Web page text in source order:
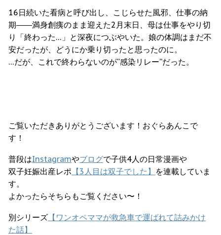
16日続いた看病と呼び出し、こじらせた風邪、仕事の納
期――満身創痍のまま迎えた2月末日、母は仕事をやり切
り「終わった…」と深夜につぶやいた。娘の体調はまだ不
安だったが、どうにか乗り切ったと思ったのに。
…だが、これで終わらないのが“感染リレー”だった。
ご覧いただきありがとうございます！おぐらあんこで
す！
普段はInstagramやブログで子供4人の日常漫画や
双子妊娠出産レポ 【3人目は双子でした】 を連載していま
す。
よかったらそちらもご覧ください〜！
別シリーズ 【ワンオペママが救急車で運ばれて詰みかけ
た話】